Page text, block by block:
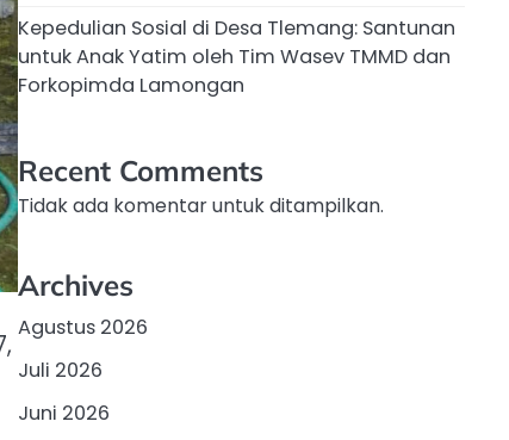
Kepedulian Sosial di Desa Tlemang: Santunan
untuk Anak Yatim oleh Tim Wasev TMMD dan
Forkopimda Lamongan
Recent Comments
Tidak ada komentar untuk ditampilkan.
Archives
Agustus 2026
Juli 2026
Juni 2026